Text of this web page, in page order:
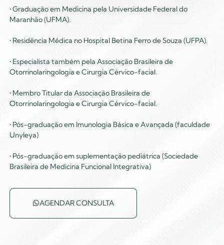
• Graduação em Medicina pela Universidade Federal do
Maranhão (UFMA).
• Residência Médica no Hospital Betina Ferro de Souza (UFPA).
• Especialista também pela Associação Brasileira de
Otorrinolaringologia e Cirurgia Cérvico-facial.
• Membro Titular da Associação Brasileira de
Otorrinolaringologia e Cirurgia Cérvico-facial.
• Pós-graduação em Imunologia Básica e Avançada (faculdade
Unyleya)
• Pós-graduação em suplementação pediátrica (Sociedade
Brasileira de Medicina Funcional Integrativa)
AGENDAR CONSULTA